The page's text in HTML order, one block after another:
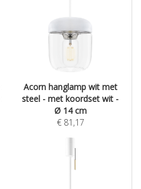
Acorn hanglamp wit met
steel - met koordset wit -
Ø 14 cm
€ 81,17